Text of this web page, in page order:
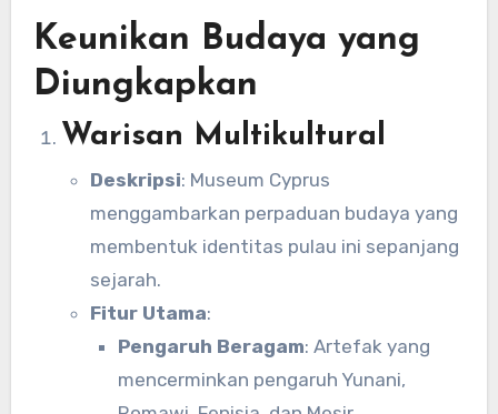
Keunikan Budaya yang
Diungkapkan
Warisan Multikultural
Deskripsi: Museum Cyprus
menggambarkan perpaduan budaya yang
membentuk identitas pulau ini sepanjang
sejarah.
Fitur Utama:
Pengaruh Beragam: Artefak yang
mencerminkan pengaruh Yunani,